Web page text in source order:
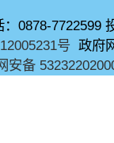
：0878-7722599
号 政府
安备